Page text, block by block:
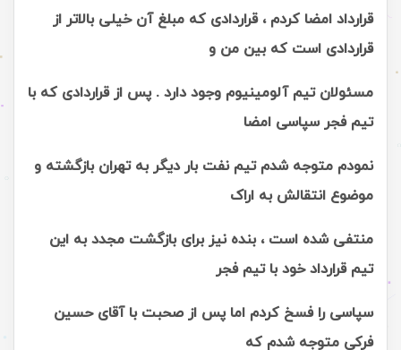
قرارداد امضا کردم ، قراردادی که مبلغ آن خیلی بالاتر از
قراردادی است که بین من و
مسئولان تیم آلومینیوم وجود دارد . پس از قراردادی که با
تیم فجر سپاسی امضا
نمودم متوجه شدم تیم نفت بار دیگر به تهران بازگشته و
موضوع انتقالش به اراک
منتفی شده است ، بنده نیز برای بازگشت مجدد به این
تیم قرارداد خود با تیم فجر
سپاسی را فسخ کردم اما پس از صحبت با آقای حسین
فرکی متوجه شدم که